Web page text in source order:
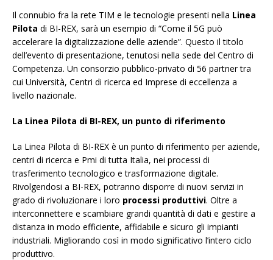
Il connubio fra la rete TIM e le tecnologie presenti nella Linea
Pilota di BI-REX, sarà un esempio di “Come il 5G può
accelerare la digitalizzazione delle aziende”. Questo il titolo
dell’evento di presentazione, tenutosi nella sede del Centro di
Competenza. Un consorzio pubblico-privato di 56 partner tra
cui Università, Centri di ricerca ed Imprese di eccellenza a
livello nazionale.
La Linea Pilota di BI-REX, un punto di riferimento
La Linea Pilota di BI-REX è un punto di riferimento per aziende,
centri di ricerca e Pmi di tutta Italia, nei processi di
trasferimento tecnologico e trasformazione digitale.
Rivolgendosi a BI-REX, potranno disporre di nuovi servizi in
grado di rivoluzionare i loro processi produttivi. Oltre a
interconnettere e scambiare grandi quantità di dati e gestire a
distanza in modo efficiente, affidabile e sicuro gli impianti
industriali. Migliorando così in modo significativo l’intero ciclo
produttivo.